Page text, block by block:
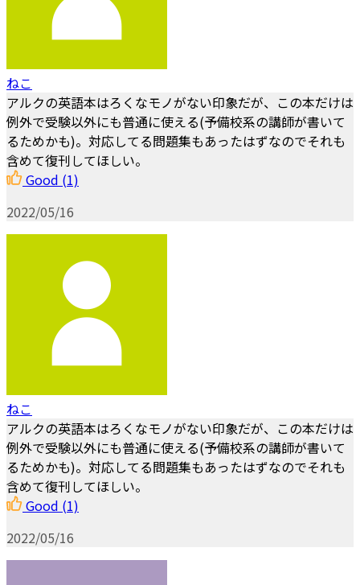
ねこ
アルクの英語本はろくなモノがない印象だが、この本だけは
例外で受験以外にも普通に使える(予備校系の講師が書いて
るためかも)。対応してる問題集もあったはずなのでそれも
含めて復刊してほしい。
Good (1)
2022/05/16
ねこ
アルクの英語本はろくなモノがない印象だが、この本だけは
例外で受験以外にも普通に使える(予備校系の講師が書いて
るためかも)。対応してる問題集もあったはずなのでそれも
含めて復刊してほしい。
Good (1)
2022/05/16